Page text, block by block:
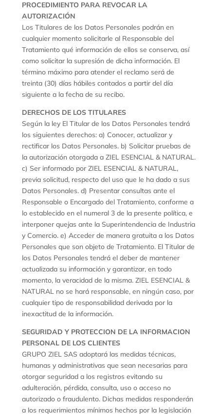
PROCEDIMIENTO PARA REVOCAR LA
AUTORIZACIÓN
Los Titulares de los Datos Personales podrán en
cualquier momento solicitarle al Responsable del
Tratamiento qué información de ellos se conserva, así
como solicitar la supresión de dicha información. El
término máximo para atender el reclamo será de
treinta (30) días hábiles contados a partir del día
siguiente a la fecha de su recibo.
DERECHOS DE LOS TITULARES
Según la ley El Titular de los Datos Personales tendrá
los siguientes derechos: a) Conocer, actualizar y
rectificar los Datos Personales. b) Solicitar pruebas de
la autorización otorgada a ZIEL ESENCIAL & NATURAL.
c) Ser informado por ZIEL ESENCIAL & NATURAL,
previa solicitud, respecto del uso que le ha dado a sus
Datos Personales. d) Presentar consultas ante el
Responsable o Encargado del Tratamiento, conforme a
lo establecido en el numeral 3 de la presente política, e
interponer quejas ante la Superintendencia de Industria
y Comercio. e) Acceder de manera gratuita a los Datos
Personales que son objeto de Tratamiento. El Titular de
los Datos Personales tendrá el deber de mantener
actualizada su información y garantizar, en todo
momento, la veracidad de la misma. ZIEL ESENCIAL &
NATURAL no se hará responsable, en ningún caso, por
cualquier tipo de responsabilidad derivada por la
inexactitud de la información.
SEGURIDAD Y PROTECCION DE LA INFORMACION
PERSONAL DE LOS CLIENTES
GRUPO ZIEL SAS adoptará las medidas técnicas,
humanas y administrativas que sean necesarias para
otorgar seguridad a los registros evitando su
adulteración, pérdida, consulta, uso o acceso no
autorizado o fraudulento. Dichas medidas responderán
a los requerimientos mínimos hechos por la legislación